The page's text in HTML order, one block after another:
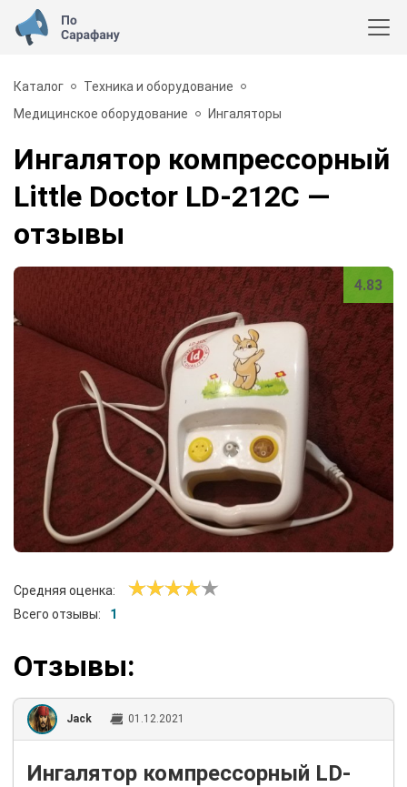
Каталог
Техника и оборудование
Медицинское оборудование
Ингаляторы
Ингалятор компрессорный
Little Doctor LD-212C —
отзывы
4.83
Средняя оценка:
Всего отзывы:
1
Отзывы:
Jack 01.12.2021
Ингалятор компрессорный LD-